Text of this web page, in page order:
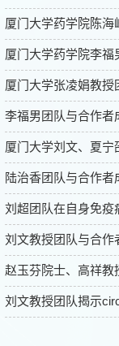
厦门大学药学院陈
厦门大学药学院李
厦门大学张凌娟教授
李福男团队与合作者
厦门大学刘文、夏
陆治香团队与合作
刘超团队在自身免疫
刘文教授团队与合作
赵玉芬院士、高祥教
刘文教授团队揭示